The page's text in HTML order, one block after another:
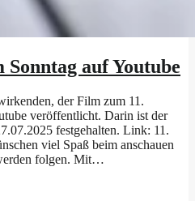
auf Youtube
der Film zum 11.
veröffentlicht. Darin ist der
festgehalten. Link: 11.
viel Spaß beim anschauen
folgen. Mit…